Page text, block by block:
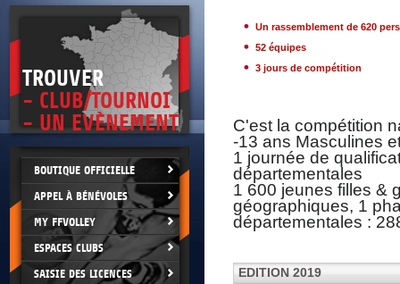
TROUVER
- CLUB/TOURNOI
- UN EVÈNEMENT
BOUTIQUE OFFICIELLE
APPEL À BÉNÉVOLES
MY FFVOLLEY
ESPACES CLUBS
SAISIE DES LICENCES
Un rassemblement de 620
52 équipes
3 jours de compétition
C'est la compétition
-13 ans Masculines
1 journée de
départementales
1 600 jeunes filles &
géographiques, 1
départementales :
EDITION 2019